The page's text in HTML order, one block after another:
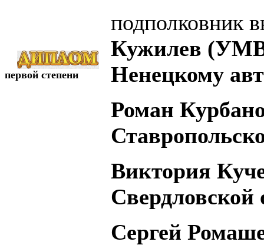
первой степени
подполковник
Кужилев
Ненецкому
Роман
Виктория
Свердловской
Сергей